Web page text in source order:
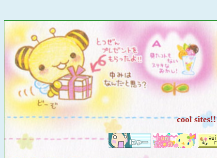
cool sites!!